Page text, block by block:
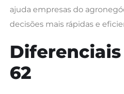
ajuda empresas do
decisões mais rápidas e
62